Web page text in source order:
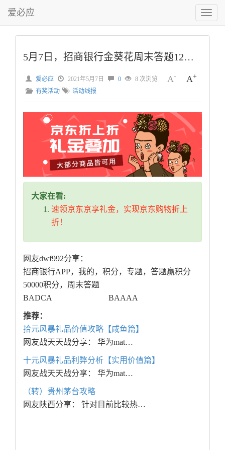
切
换
菜
爱必应
5月7日，招商银行金葵花周末答题12点场答案
A- A+
爱必应 2021年5月7日 0
8 次浏览
有奖活动
活动线报
大家在看:
速领京东京享礼金，实现京东购物折上
折！
网友dwf992分享：
招商银行APP，我的，积分，专题，答题赢积分
50000积分，周末答题
BADCA BAAAA
推荐：
拾元风暴礼品价值攻略【咸鱼篇】
网友战天天战分享： 华为mat…
十元风暴礼品利弊分析【实用价值篇】
网友战天天战分享： 华为mat…
（转）贵州茅台攻略
网友陕西分享： 针对目前比较热…